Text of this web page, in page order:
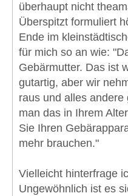
überhaupt nicht
Überspitzt formuliert
Ende im
für mich so an wie:
Gebärmutter. Das ist
gutartig, aber wir
raus und alles andere
man das in Ihrem
Sie Ihren
mehr brauchen."
Vielleicht hinterfrage
Ungewöhnlich ist es